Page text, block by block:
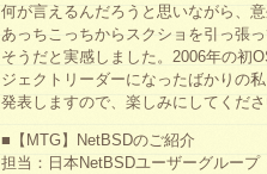
何が言えるんだろうと思いながら、
あっちこっちからスクショを引っ張
そうだと実感しました。2006年の初
ジェクトリーダーになったばかりの
発表しますので、楽しみにしてくだ
■【MTG】NetBSDのご紹介
担当：日本NetBSDユーザーグループ